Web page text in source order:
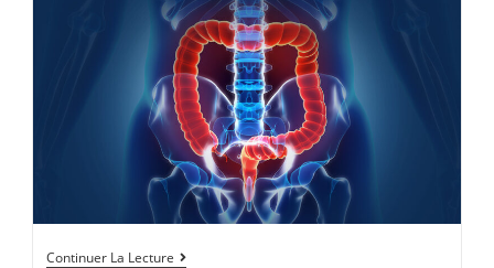
Continuer La Lecture